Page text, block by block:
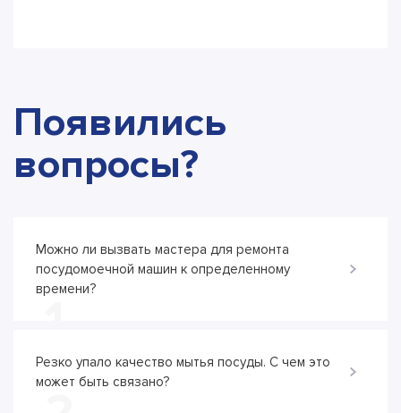
Появились
вопросы?
Можно ли вызвать мастера для ремонта
посудомоечной машин к определенному
времени?
Резко упало качество мытья посуды. С чем это
может быть связано?